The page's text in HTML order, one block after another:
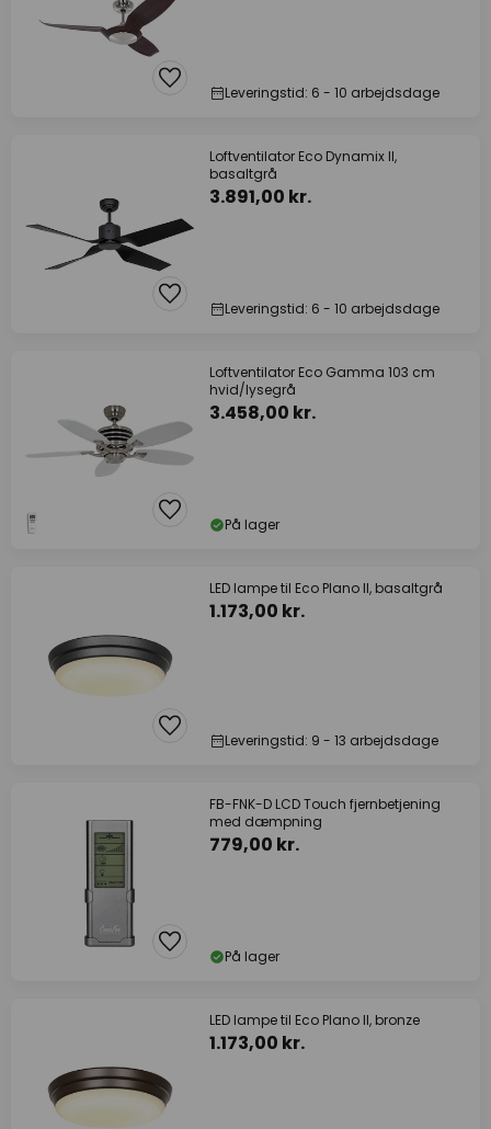
Leveringstid: 6 - 10 arbejdsdage
Loftventilator Eco Dynamix II,
basaltgrå
3.891,00 kr.
Leveringstid: 6 - 10 arbejdsdage
Loftventilator Eco Gamma 103 cm
hvid/lysegrå
3.458,00 kr.
På lager
LED lampe til Eco Plano II, basaltgrå
1.173,00 kr.
Leveringstid: 9 - 13 arbejdsdage
FB-FNK-D LCD Touch fjernbetjening
med dæmpning
779,00 kr.
På lager
LED lampe til Eco Plano II, bronze
1.173,00 kr.